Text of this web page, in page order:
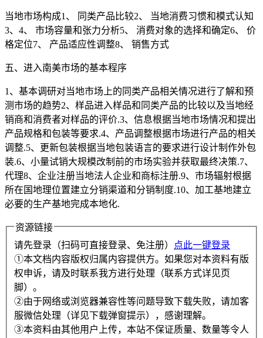
当地市场构成1、 同类产品比较2、 当地消费习惯和模式认知
3、4、 市场容量和张力分析5、 消费对象的选择和确定6、 价
格定位7、 产品适应性调整8、 销售方式
五、进入南美市场的基本程序
1、基本调研对当地市场上的同类产品相关情况进行了解和预
测市场的趋势2、样品进入样品和同类产品的比较以及当地经
销商和消费者对样品的评价.3、信息根据当地市场情况和提出
产品规格和包装等要求.4、产品调整根据市场进行产品的相关
调整.5、更新包装根据当地包装语言的要求进行设计制作外包
装.6、小量试销大规模改制前的市场实验并获取最终决策.7、
代理8、企业注册当地法人企业和商标注册.9、市场辐射根据
所在国地理位置建立分销渠道和分销制度.10、加工基地建立
必要的生产基地完成本地化.
资源链接
请先登录（扫码可直接登录、免注册）
点此一键登录
①本文档内容版权归属内容提供方。如果您对本资料有版
权申诉，请及时联系我方进行处理（联系方式详见页
脚）。
②由于网络或浏览器兼容性等问题导致下载失败，请加客
服微信处理（详见下载弹窗提示），感谢理解。
③本资料由其他用户上传，本站不保证质量、数量等令人